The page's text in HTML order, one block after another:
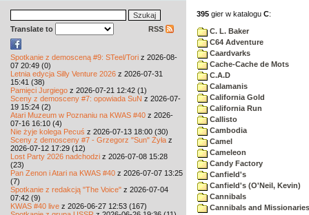
Translate to RSS
Spotkanie z demosceną #9: STeel/Tori z 2026-08-
07 20:49 (0)
Letnia edycja Silly Venture 2026 z 2026-07-31
15:41 (38)
Pamięci Jurgiego z 2026-07-21 12:42 (1)
Sceny z demosceny #7: opowiada SuN z 2026-07-
19 15:24 (2)
Atari Muzeum w Poznaniu na KWAS #40 z 2026-
07-16 16:10 (4)
Nie żyje kolega Pecuś z 2026-07-13 18:00 (30)
Sceny z demosceny #7 - Grzegorz "Sun" Żyła z
2026-07-12 17:29 (12)
Lost Party 2026 nadchodzi z 2026-07-08 15:28
(23)
Pan Zenon i Atari na KWAS #40 z 2026-07-07 13:25
(7)
Spotkanie z redakcją "The Voice" z 2026-07-04
07:42 (9)
KWAS #40 live z 2026-06-27 12:53 (167)
395 gier w katalogu C:
C. L. Baker
C64 Adventure
Caardvarks
Cache-Cache de Mots
C.A.D
Calamanis
California Gold
California Run
Callisto
Cambodia
Camel
Cameleon
Candy Factory
Canfield's
Canfield's (O'Neil, Kevin)
Cannibals
Cannibals and Missionaries